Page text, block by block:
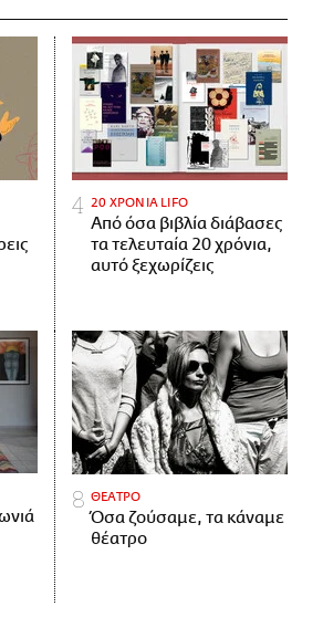
20 ΧΡΟΝΙΑ LIFO
Από όσα βιβλία διάβασες
τα τελευταία 20 χρόνια,
αυτό ξεχωρίζεις
ΘΕΑΤΡΟ
Όσα ζούσαμε, τα κάναμε
θέατρο